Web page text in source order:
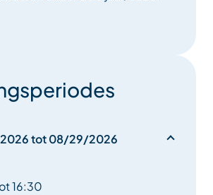
tot 08/29/2026
16:30